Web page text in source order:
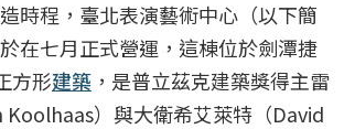
時程，臺北表演藝術中心（以下簡
在七月正式營運，這棟位於劍潭捷
方形建築 ，是普立茲克建築獎得主雷
Koolhaas）與大衛希艾萊特（David